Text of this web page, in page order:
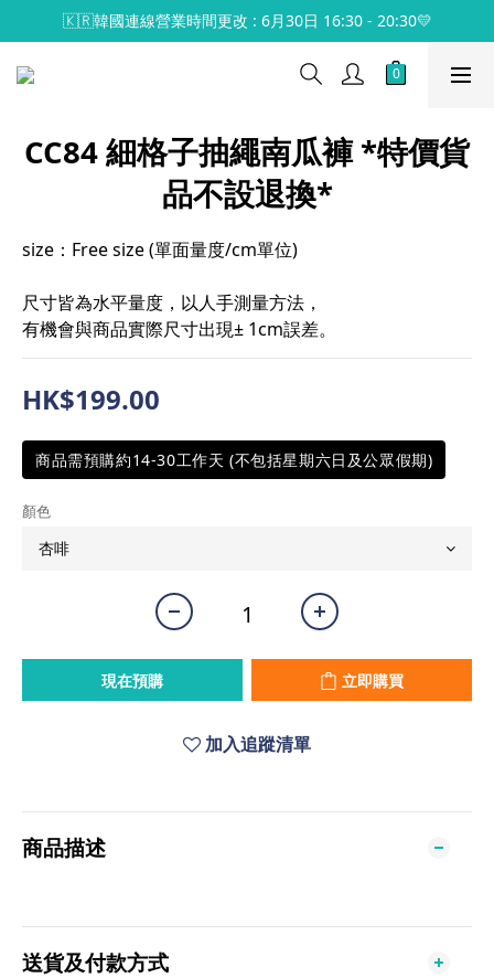
🇰🇷韓國連線營業時間更改 : 6月30日 16:30 - 20:30💛
CC84 細格子抽繩南瓜褲 *特價貨
品不設退換*
size：Free size (單面量度/cm單位)
尺寸皆為水平量度，以人手測量方法，
有機會與商品實際尺寸出現± 1cm誤差。
HK$199.00
商品需預購約14-30工作天 (不包括星期六日及公眾假期)
顏色
現在預購 立即購買
加入追蹤清單
商品描述
送貨及付款方式